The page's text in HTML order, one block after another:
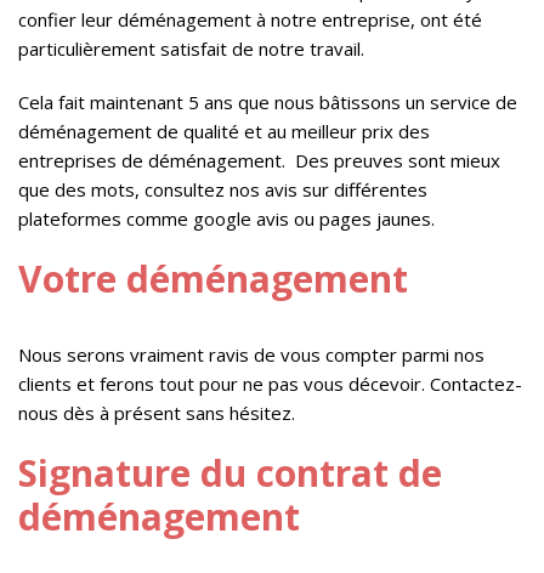
confier leur déménagement à notre entreprise, ont été
particulièrement satisfait de notre travail.
Cela fait maintenant 5 ans que nous bâtissons un service de
déménagement de qualité et au meilleur prix des
entreprises de déménagement. Des preuves sont mieux
que des mots, consultez nos avis sur différentes
plateformes comme google avis ou pages jaunes.
Votre déménagement
Nous serons vraiment ravis de vous compter parmi nos
clients et ferons tout pour ne pas vous décevoir. Contactez-
nous dès à présent sans hésitez.
Signature du contrat de
déménagement